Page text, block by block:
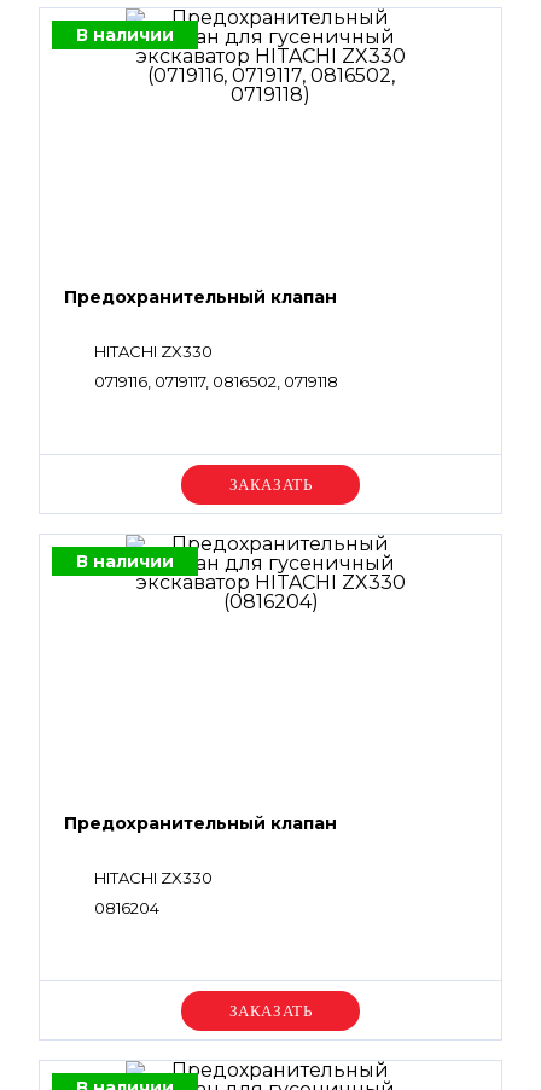
В наличии
Предохранительный клапан
HITACHI ZX330
0719116, 0719117, 0816502, 0719118
Уточняйте цену
В наличии
Предохранительный клапан
HITACHI ZX330
0816204
Уточняйте цену